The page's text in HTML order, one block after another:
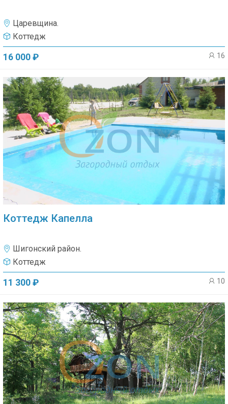
Царевщина.
Коттедж
16 000 ₽ 16
Коттедж Капелла
Шигонский район.
Коттедж
11 300 ₽ 10